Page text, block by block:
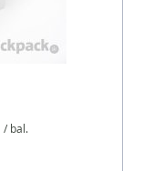
/ bal.